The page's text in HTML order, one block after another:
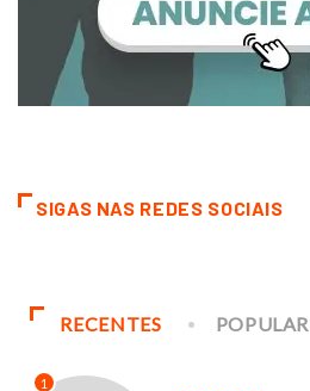
SIGAS NAS REDES SOCIAIS
RECENTES
1